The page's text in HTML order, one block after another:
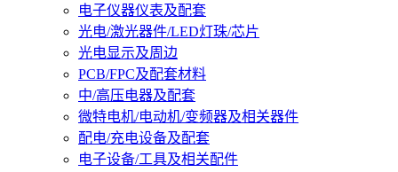
电子仪器仪表及配套
光电/激光器件/LED灯珠/芯片
光电显示及周边
PCB/FPC及配套材料
中/高压电器及配套
微特电机/电动机/变频器及相关器件
配电/充电设备及配套
电子设备/工具及相关配件